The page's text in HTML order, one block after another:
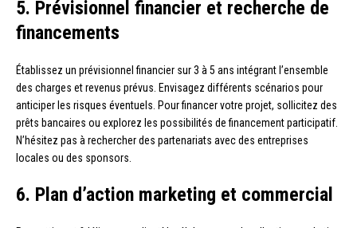
5. Prévisionnel financier et recherche de
financements
Établissez un prévisionnel financier sur 3 à 5 ans intégrant l’ensemble
des charges et revenus prévus. Envisagez différents scénarios pour
anticiper les risques éventuels. Pour financer votre projet, sollicitez des
prêts bancaires ou explorez les possibilités de financement participatif.
N’hésitez pas à rechercher des partenariats avec des entreprises
locales ou des sponsors.
6. Plan d’action marketing et commercial